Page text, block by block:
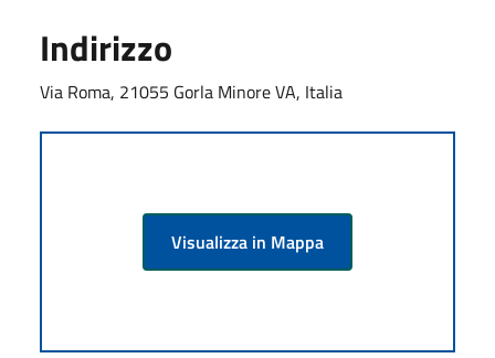
Indirizzo
Via Roma, 21055 Gorla Minore VA, Italia
Visualizza in Mappa